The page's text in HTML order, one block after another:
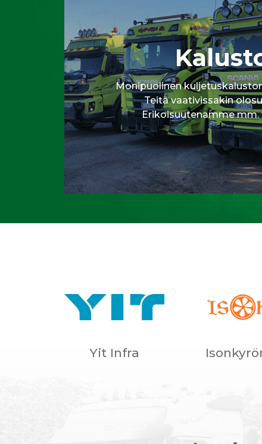
Monipuolinen
Teitä vaativissakin
Erikoisuutenamme mm.
Yit Infra